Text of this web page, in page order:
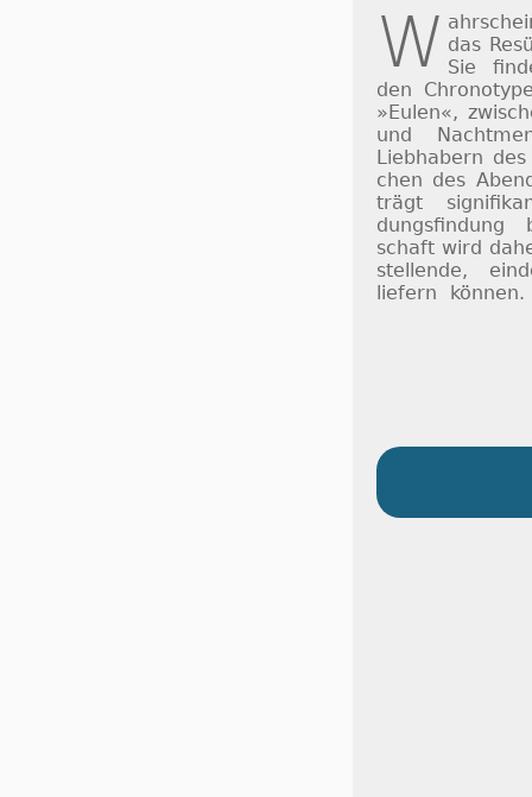
W das
Sie
den
»Eu­len«,
und
Lieb­habern
chen des
trägt
schaft wird
stel­lende,
lie­fern